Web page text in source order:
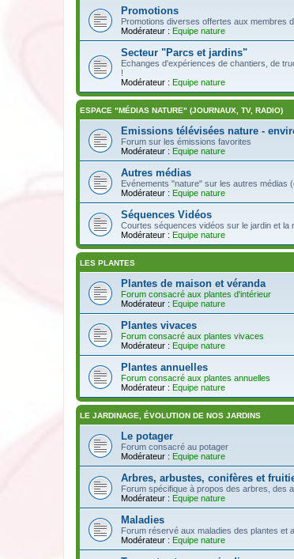
Promotions
Promotions diverses offertes aux membres
Modérateur : Equipe nature
Secteur "Parcs et jardins"
Echanges d'expériences de chantiers, de
!
Modérateur : Equipe nature
ESPACE "MÉDIAS NATURE" (JOURNAUX, TV, RADIO)
Emissions télévisées nature -
Forum sur les émissions favorites
Modérateur : Equipe nature
Autres médias
Evénements "nature" sur les autres médias
Modérateur : Equipe nature
Séquences Vidéos
Courtes séquences vidéos sur le jardin et
Modérateur : Equipe nature
LES PLANTES
Plantes de maison et véranda
Forum consacré aux plantes d'intérieur
Modérateur : Equipe nature
Plantes vivaces
Forum consacré aux plantes vivaces
Modérateur : Equipe nature
Plantes annuelles
Forum consacré aux plantes annuelles
Modérateur : Equipe nature
LE JARDINAGE, ÉVOLUTION DE NOS JARDINS
Le potager
Forum consacré au potager
Modérateur : Equipe nature
Arbres, arbustes, conifères et
Forum spécifique à propos des arbres, des
Modérateur : Equipe nature
Maladies
Forum réservé aux maladies des plantes et
Modérateur : Equipe nature